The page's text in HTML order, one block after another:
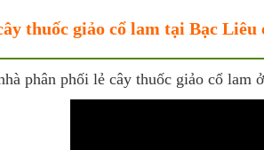
thuốc giảo cổ lam tại Bạc
phân phối lẻ cây thuốc giảo cổ lam